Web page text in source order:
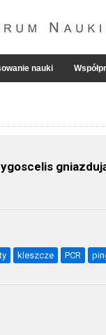
nauki
kleszcze PCR